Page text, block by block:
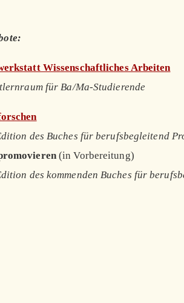
Wissenschaftliches Arbeiten
für Ba/Ma-Studierende
des Buches für berufsbegleitend
(in Vorbereitung)
des kommenden Buches für